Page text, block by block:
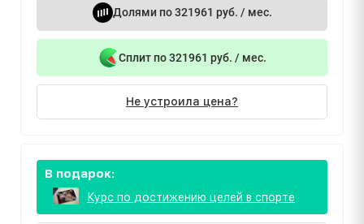
Долями по 321961 руб. / мес.
Сплит по 321961 руб. / мес.
Не устроила цена?
В подарок:
Курс по достижению целей в спорте